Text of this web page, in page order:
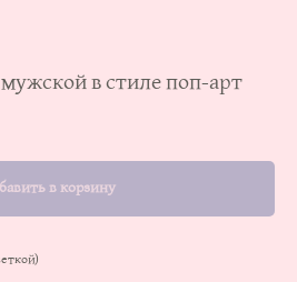
в стиле поп-арт
в корзину